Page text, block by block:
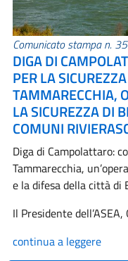
Comunicato stampa n.
DIGA DI
PER LA
TAMMARECCHIA,
LA SICUREZZA DI
COMUNI
Diga di Campolattaro:
Tammarecchia,
e la difesa della città di
Il Presidente
continua a leggere